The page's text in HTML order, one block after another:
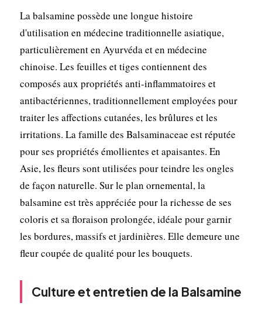
La balsamine possède une longue histoire
d'utilisation en médecine traditionnelle asiatique,
particulièrement en Ayurvéda et en médecine
chinoise. Les feuilles et tiges contiennent des
composés aux propriétés anti-inflammatoires et
antibactériennes, traditionnellement employées pour
traiter les affections cutanées, les brûlures et les
irritations. La famille des Balsaminaceae est réputée
pour ses propriétés émollientes et apaisantes. En
Asie, les fleurs sont utilisées pour teindre les ongles
de façon naturelle. Sur le plan ornemental, la
balsamine est très appréciée pour la richesse de ses
coloris et sa floraison prolongée, idéale pour garnir
les bordures, massifs et jardinières. Elle demeure une
fleur coupée de qualité pour les bouquets.
Culture et entretien de la Balsamine